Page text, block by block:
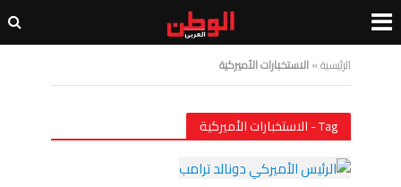
الرئيسية»الاستخبارات الأميركية
Tag - الاستخبارات الأميركية